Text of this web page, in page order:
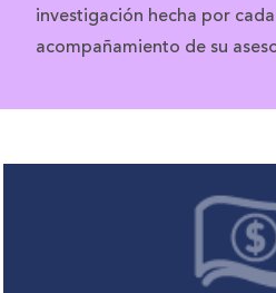
investigación hecha por
acompañamiento de su